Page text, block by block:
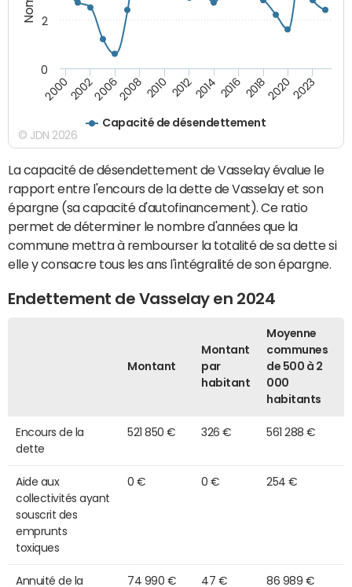
Capacité de désendettement
2000200220062008 2010 20122014 2016 201820202023
0
2
© JDN 2026
La capacité de désendettement de Vasselay évalue le
rapport entre l'encours de la dette de Vasselay et son
épargne (sa capacité d'autofinancement). Ce ratio
permet de déterminer le nombre d'années que la
commune mettra à rembourser la totalité de sa dette si
elle y consacre tous les ans l'intégralité de son épargne.
Endettement de Vasselay en 2024
Montant
Montant
par
habitant
Moyenne
communes
de 500 à 2
000
habitants
Encours de la
dette
521 850 € 326 € 561 288 €
Aide aux
collectivités ayant
souscrit des
emprunts
toxiques
0 € 0 € 254 €
Annuité de la
74 990 € 47 € 86 989 €